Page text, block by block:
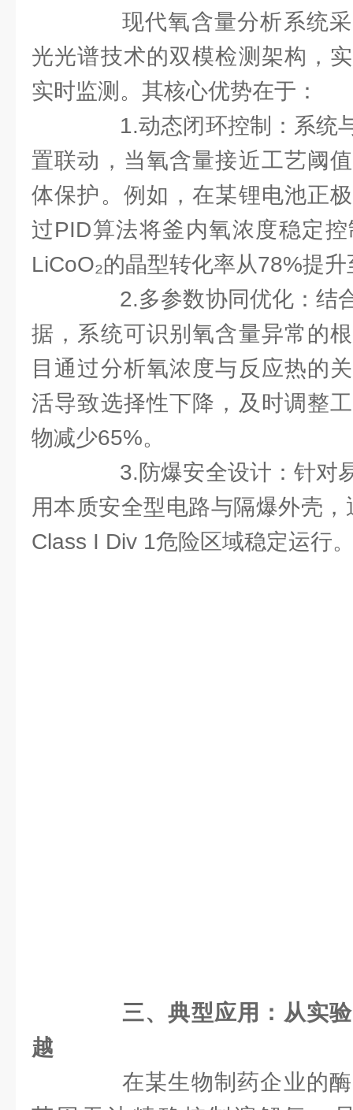
现代氧含量分析系统采
光光谱技术的双模检测架构，
实时监测。其核心优势在于：
1.动态闭环控制：系统
置联动，当氧含量接近工艺阈
体保护。例如，在某锂电池正
过PID算法将釜内氧浓度稳定
LiCoO₂的晶型转化率从78%提
2.多参数协同优化：结
据，系统可识别氧含量异常的
目通过分析氧浓度与反应热的
活导致选择性下降，及时调整
物减少65%。
3.防爆安全设计：针对
用本质安全型电路与隔爆外壳
Class I Div 1危险区域稳定运行
三、典型应用：从实
越
在某生物制药企业的酶